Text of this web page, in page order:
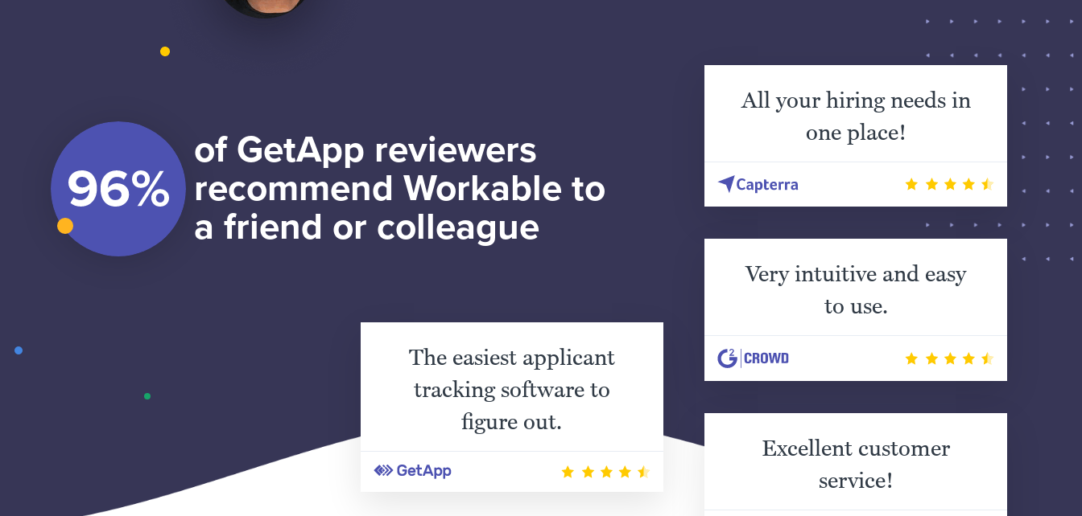
of GetApp reviewers
recommend Workable to
a friend or colleague
The easiest applicant
tracking software to
figure out.
All your hiring needs in
one place!
Very intuitive and easy
to use.
Excellent customer
service!